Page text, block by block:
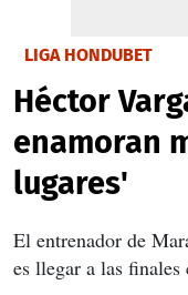
LIGA HONDUBET
Héctor
enamoran
lugares'
El entrenador de
es llegar a las